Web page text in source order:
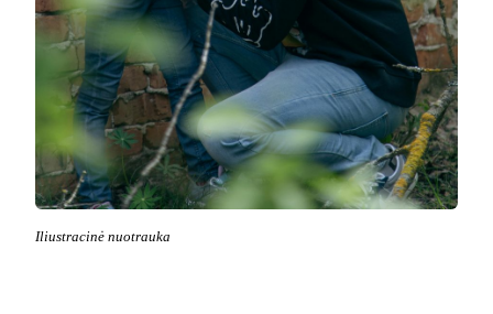
Iliustracinė nuotrauka